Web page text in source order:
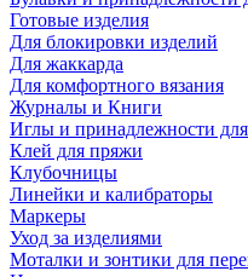
Готовые изделия
Для блокировки изделий
Для жаккарда
Для комфортного вязания
Журналы и Книги
Иглы и принадлежности
Клей для пряжи
Клубочницы
Линейки и калибраторы
Маркеры
Уход за изделиями
Моталки и зонтики для